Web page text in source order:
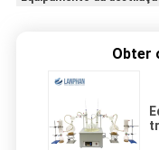
Obter